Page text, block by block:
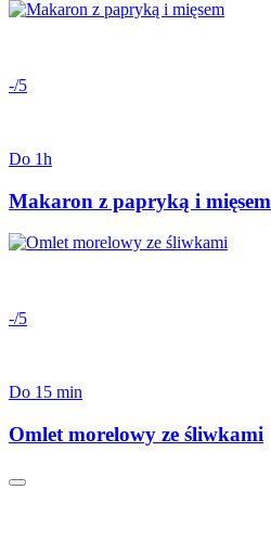
-/5
Do 1h
Makaron z papryką i mięsem
-/5
Do 15 min
Omlet morelowy ze śliwkami